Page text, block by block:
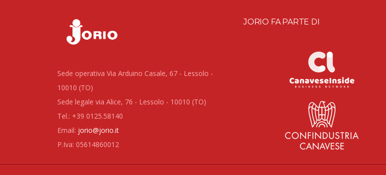
Sede operativa Via Arduino Casale, 67 - Lessolo -
10010 (TO)
Sede legale via Alice, 76 - Lessolo - 10010 (TO)
Tel.: +39 0125.58140
Email: jorio@jorio.it
P.Iva: 05614860012
JORIO FA PARTE DI